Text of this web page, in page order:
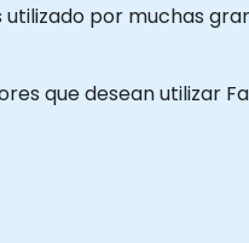
por muchas
que desean utilizar